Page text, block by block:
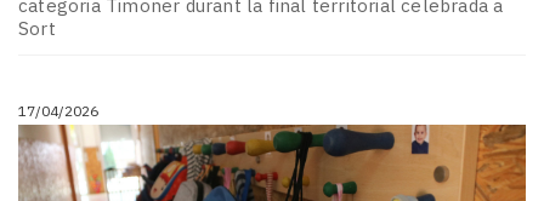
categoria Timoner durant la final territorial celebrada a
Sort
17/04/2026